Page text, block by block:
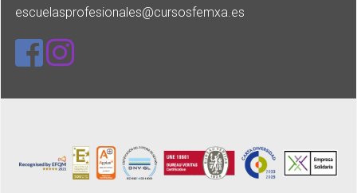
escuelasprofesionales@cursosfemxa.es